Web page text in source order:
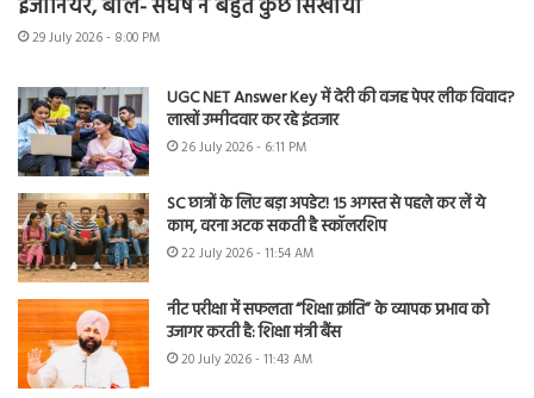
इंजीनियर, बोले- संघर्ष ने बहुत कुछ सिखाया
29 July 2026 - 8:00 PM
UGC NET Answer Key में देरी की वजह पेपर लीक विवाद?
लाखों उम्मीदवार कर रहे इंतजार
26 July 2026 - 6:11 PM
SC छात्रों के लिए बड़ा अपडेट! 15 अगस्त से पहले कर लें ये
काम, वरना अटक सकती है स्कॉलरशिप
22 July 2026 - 11:54 AM
नीट परीक्षा में सफलता “शिक्षा क्रांति” के व्यापक प्रभाव को
उजागर करती है: शिक्षा मंत्री बैंस
20 July 2026 - 11:43 AM